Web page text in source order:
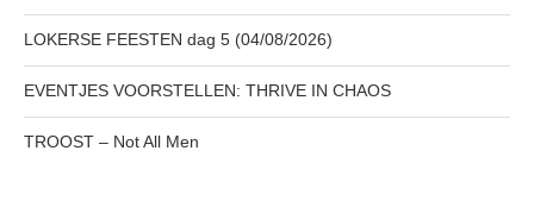
LOKERSE FEESTEN dag 5 (04/08/2026)
EVENTJES VOORSTELLEN: THRIVE IN CHAOS
TROOST – Not All Men